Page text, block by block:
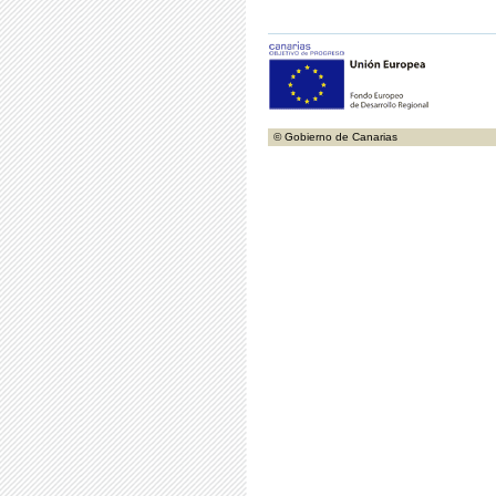
© Gobierno de Canarias